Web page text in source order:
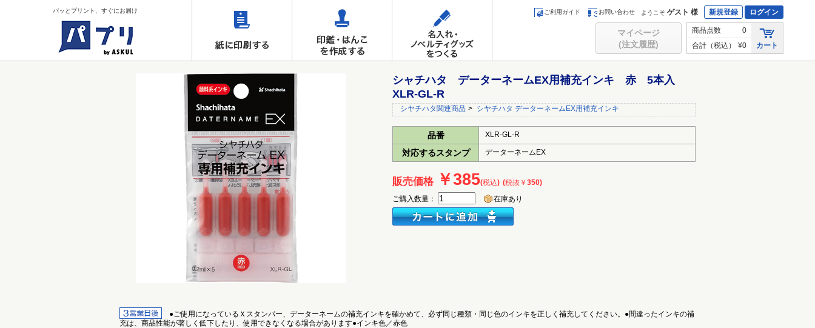
パッとプリント、すぐにお届け ご利用ガイド お問い合わせ ようこそ ゲスト 様 新規登録 ログイン
マイページ
(注文履歴)
商品点数
0
合計（税込）
¥0 カート
シャチハタ データーネームEX用補充インキ 赤 5本入
XLR-GL-R
シヤチハタ関連商品 > シヤチハタ データーネームEX用補充インキ
品番 XLR-GL-R
対応するスタンプ データーネームEX
販売価格 ￥385(税込) (税抜￥350)
ご購入数量： 在庫あり
●ご使用になっているＸスタンパー、データーネームの補充インキを確かめて、必ず同じ種類・同じ色のインキを正しく補充してください。●間違ったインキの補
充は、商品性能が著しく低下したり、使用できなくなる場合があります●インキ色／赤色